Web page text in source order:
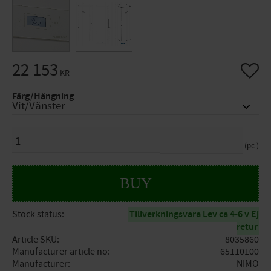
22 153 KR
Färg/Hängning
pc.
BUY
Add to
Stock status
Tillverkningsvara Lev ca 4-6 v Ej
retur
Article SKU
8035860
Manufacturer article no
65110100
Manufacturer
NIMO